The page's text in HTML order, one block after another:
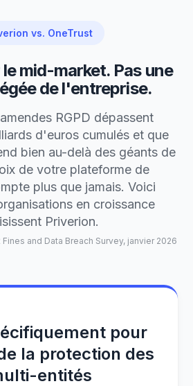
vs. OneTrust
mid-market. Pas une
de l'entreprise.
RGPD dépassent
d'euros cumulés et que
bien au-delà des géants de
de votre plateforme de
plus que jamais. Voici
en croissance
Priverion.
Fines and Data Breach Survey, janvier 2026
pour
la protection des
entités